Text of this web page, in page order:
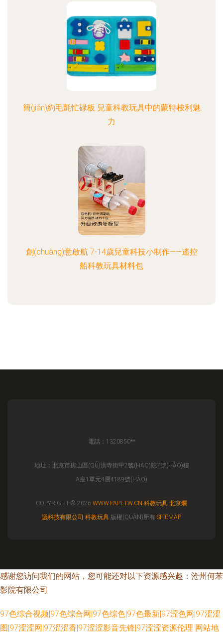
簡(jiǎn)約毛氈忙碌板 兒童科教玩具中的蒙特梭利魅
力
創(chuàng)意啟航 7-14歲兒童科技小制作——遙控
船科教玩具材料包
電話：1320850**
地址：北京市房山區(QŪ)洪寺街甲2號(HÀO)院7號(HÀO)樓
A座1單元4層4189號(HÀO)
COPYRIGHT © 2026 WWW.PAPETW.CN 科教玩具 北京爛
議科技有限公司 科教玩具 版權(QUÁN)所有 SITEMAP
感谢您访问我们的网站，您可能还对以下资源感兴趣：沧州何苯
影院有限公司
97色综合视频|97色综合网|97色综色|97色最新|97涩色网|97涩涩
图|97涩涩网|97涩涩香|97涩涩影音先锋|97涩涩资源伦理 网站地